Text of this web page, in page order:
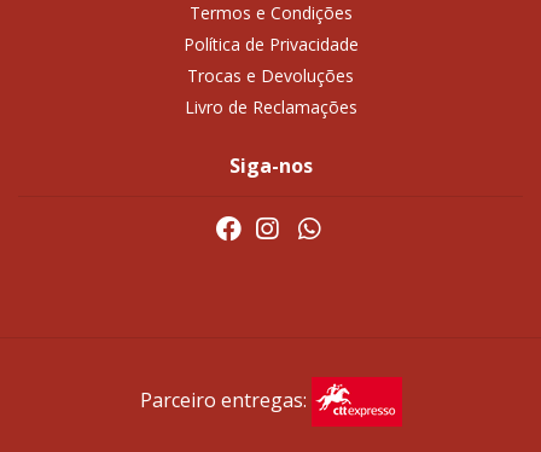
Termos e Condições
Política de Privacidade
Trocas e Devoluções
Livro de Reclamações
Siga-nos
Parceiro entregas: